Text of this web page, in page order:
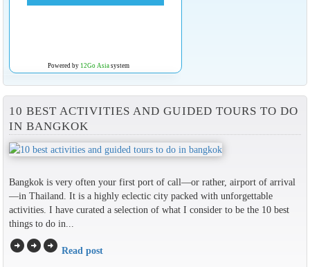
Powered by 12Go Asiasystem
10 BEST ACTIVITIES AND GUIDED TOURS TO DO
IN BANGKOK
Bangkok is very often your first port of call—or rather, airport of arrival
—in Thailand. It is a highly eclectic city packed with unforgettable
activities. I have curated a selection of what I consider to be the 10 best
things to do in...
arrow_circle_rightarrow_circle_rightarrow_circle_right Read post